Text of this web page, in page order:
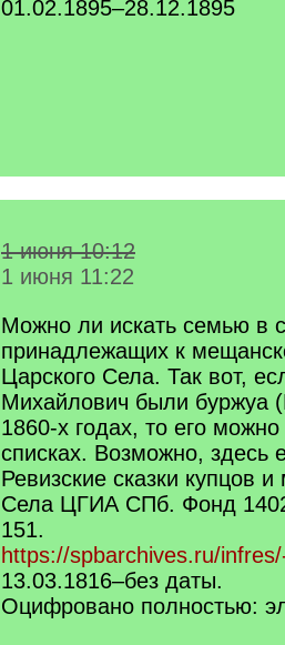
01.02.1895–28.12.1895
1 июня 10:12
1 июня 11:22
Можно ли искать семью в
принадлежащих к
Царского Села. Так вот,
Михайлович были буржуа
1860-х годах, то его
списках. Возможно, здесь
Ревизские сказки купцов
Села ЦГИА СПб. Фонд
151.
https://spbarchives.ru/
13.03.1816–без даты.
Оцифровано полностью: